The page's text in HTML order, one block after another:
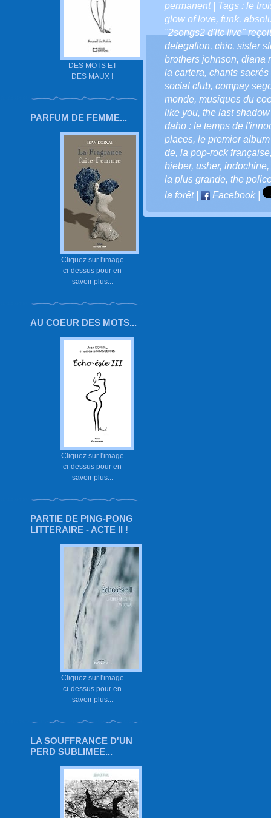
DES MOTS ET
DES MAUX !
PARFUM DE FEMME...
Cliquez sur l'image
ci-dessus pour en
savoir plus...
AU COEUR DES MOTS...
Cliquez sur l'image
ci-dessus pour en
savoir plus...
PARTIE DE PING-PONG
LITTERAIRE - ACTE II !
Cliquez sur l'image
ci-dessus pour en
savoir plus...
LA SOUFFRANCE D'UN
PERD SUBLIMEE...
permanent| Tags : le
glow of love, funk.
"2songs2 d'ltc live"
delegation, chic, sister
brothers johnson, diana
la cartera, chants sacrés
social club, compay
monde, musiques du
like you, the last
daho : le temps de
places, le premier
de, la pop-rock française
bieber, usher, indochine,
la plus grande, the
la forêt| Facebook|